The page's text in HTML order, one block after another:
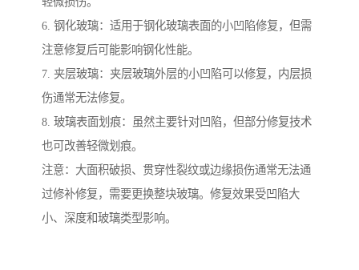
6. 钢化玻璃：适用于钢化玻璃表面的小凹陷修复，但需
注意修复后可能影响钢化性能。
7. 夹层玻璃：夹层玻璃外层的小凹陷可以修复，内层损
伤通常无法修复。
8. 玻璃表面划痕：虽然主要针对凹陷，但部分修复技术
也可改善轻微划痕。
注意：大面积破损、贯穿性裂纹或边缘损伤通常无法通
过修补修复，需要更换整块玻璃。修复效果受凹陷大
小、深度和玻璃类型影响。